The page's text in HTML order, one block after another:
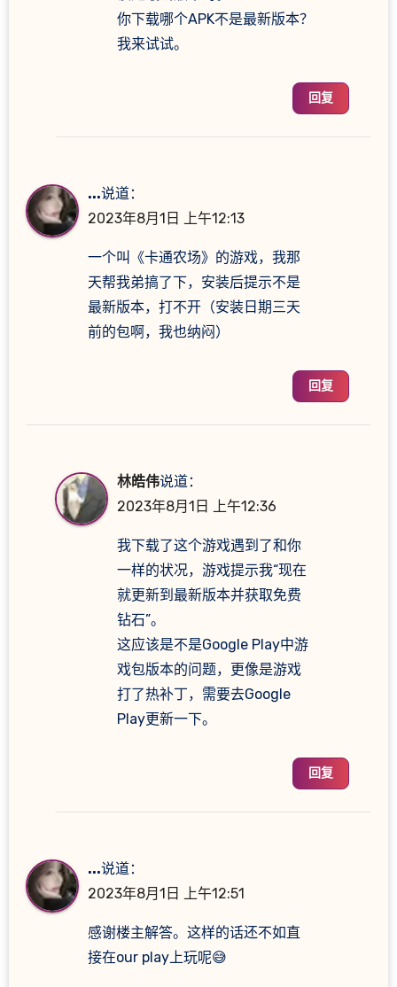
你下载哪个APK不是最新版本？
我来试试。
回复
...说道：
2023年8月1日 上午12:13
一个叫《卡通农场》的游戏，我那
天帮我弟搞了下，安装后提示不是
最新版本，打不开（安装日期三天
前的包啊，我也纳闷）
回复
林皓伟说道：
2023年8月1日 上午12:36
我下载了这个游戏遇到了和你
一样的状况，游戏提示我“现在
就更新到最新版本并获取免费
钻石”。
这应该是不是Google Play中游
戏包版本的问题，更像是游戏
打了热补丁，需要去Google
Play更新一下。
回复
...说道：
2023年8月1日 上午12:51
感谢楼主解答。这样的话还不如直
接在our play上玩呢😅